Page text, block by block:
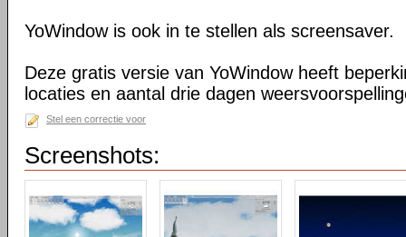
YoWindow is ook in te stellen als screensaver.
Deze gratis versie van YoWindow heeft
locaties en aantal drie dagen
Stel een correctie voor
Screenshots: